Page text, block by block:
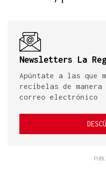
Newsletters La
Apúntate a las que
recíbelas de
correo electrónico